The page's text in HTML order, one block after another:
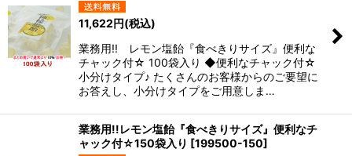
11,622円(税込)
業務用!! レモン塩飴『食べきりサイズ』便利な
チャック付☆ 100袋入り ◆便利なチャック付☆
小分けタイプ♪ たくさんのお客様からのご要望に
お答えし、小分けタイプをご用意しま…
業務用!!レモン塩飴『食べきりサイズ』便利なチ
ャック付☆150袋入り [199500-150]